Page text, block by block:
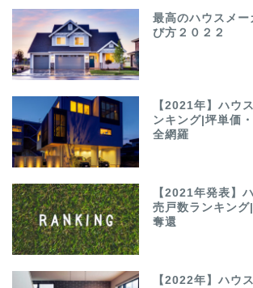
最高のハウスメ
び方２０２２
【2021年】ハウ
ンキング|坪単価
全網羅
【2021年発表】
売戸数ランキン
奪還
【2022年】ハウ